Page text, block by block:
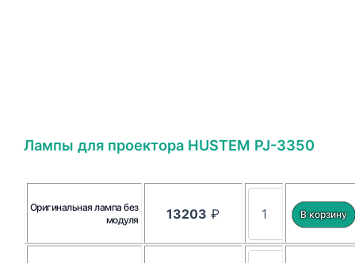
Лампы для проектора HUSTEM PJ-3350
Оригинальная лампа без
модуля
13203 ₽